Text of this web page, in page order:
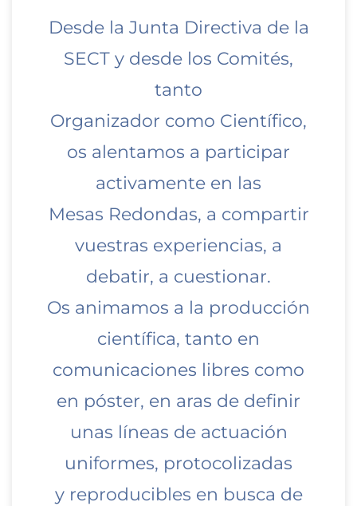
Desde la Junta Directiva de la
SECT y desde los Comités,
tanto
Organizador como Científico,
os alentamos a participar
activamente en las
Mesas Redondas, a compartir
vuestras experiencias, a
debatir, a cuestionar.
Os animamos a la producción
científica, tanto en
comunicaciones libres como
en póster, en aras de definir
unas líneas de actuación
uniformes, protocolizadas
y reproducibles en busca de